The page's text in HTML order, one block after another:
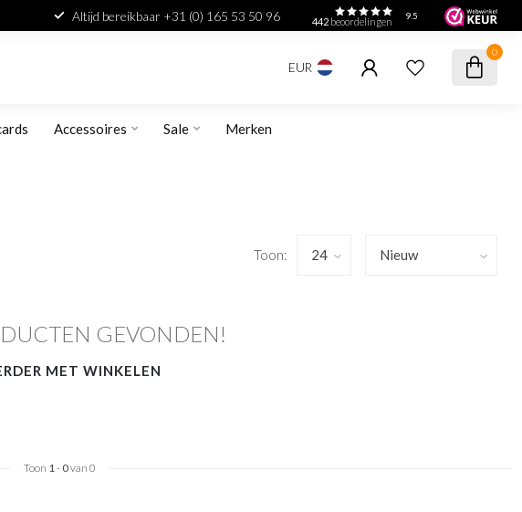
Altijd bereikbaar +31 (0) 165 53 50 96 442beoordelingen
9.5
EUR
0
Accessoires Sale Merken
Toon:
GEVONDEN!
MET WINKELEN
Toon 1- 0van 0